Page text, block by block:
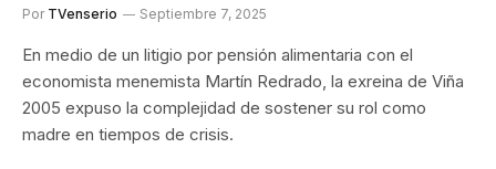
Por TVenserio Septiembre 7, 2025
En medio de un litigio por pensión alimentaria con el
economista menemista Martín Redrado, la exreina de Viña
2005 expuso la complejidad de sostener su rol como
madre en tiempos de crisis.